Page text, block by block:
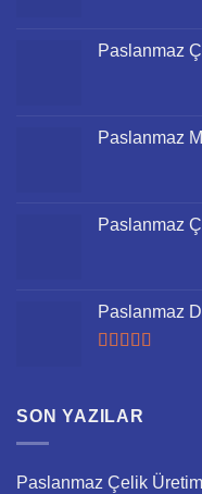
Paslanmaz
Paslanmaz
Paslanmaz
Paslanmaz
SON YAZILAR
Paslanmaz Çelik